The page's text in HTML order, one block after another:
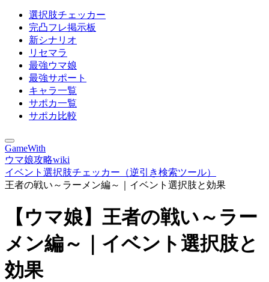
選択肢チェッカー
完凸フレ掲示板
新シナリオ
リセマラ
最強ウマ娘
最強サポート
キャラ一覧
サポカ一覧
サポカ比較
GameWith
ウマ娘攻略wiki
イベント選択肢チェッカー（逆引き検索ツール）
王者の戦い～ラーメン編～｜イベント選択肢と効果
【ウマ娘】王者の戦い～ラー
メン編～｜イベント選択肢と
効果